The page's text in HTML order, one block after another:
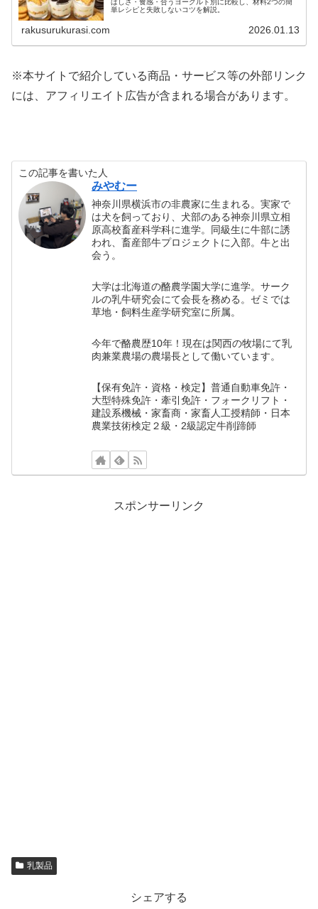
ばしさ・食感・合うヨーグルト別に比較し、材料2つの簡
単レシピと失敗しないコツを解説。
rakusurukurasi.com 2026.01.13
※本サイトで紹介している商品・サービス等の外部リンク
には、アフィリエイト広告が含まれる場合があります。
この記事を書いた人
みやむー
神奈川県横浜市の非農家に生まれる。実家で
は犬を飼っており、犬部のある神奈川県立相
原高校畜産科学科に進学。同級生に牛部に誘
われ、畜産部牛プロジェクトに入部。牛と出
会う。
大学は北海道の酪農学園大学に進学。サーク
ルの乳牛研究会にて会長を務める。ゼミでは
草地・飼料生産学研究室に所属。
今年で酪農歴10年！現在は関西の牧場にて乳
肉兼業農場の農場長として働いています。
【保有免許・資格・検定】普通自動車免許・
大型特殊免許・牽引免許・フォークリフト・
建設系機械・家畜商・家畜人工授精師・日本
農業技術検定２級・2級認定牛削蹄師
スポンサーリンク
乳製品
シェアする